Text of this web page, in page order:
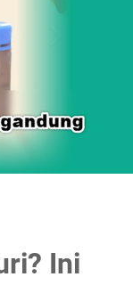
Ini